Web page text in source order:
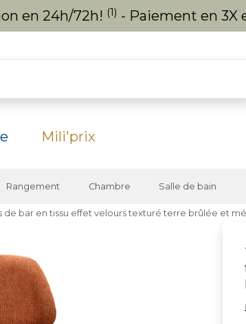
en 24h/72h! (1) - Paiement en 3X
Mili'prix
Rangement Chambre Salle de bain
de bar en tissu effet velours texturé terre brûlée et